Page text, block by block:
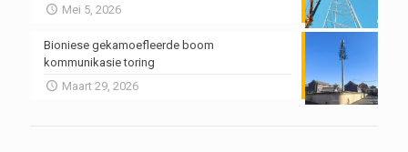
Mei 5, 2026
Bioniese gekamoefleerde boom
kommunikasie toring
Maart 29, 2026